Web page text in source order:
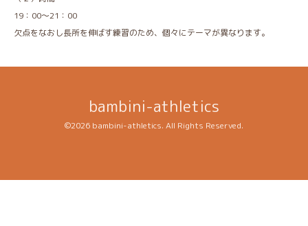
19：00～21：00
欠点をなおし長所を伸ばす練習のため、個々にテーマが異なります。
bambini-athletics
©2026 bambini-athletics. All Rights Reserved.